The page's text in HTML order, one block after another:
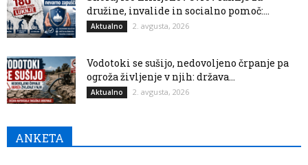
družine, invalide in socialno pomoč:...
Aktualno 2. avgusta, 2026
Vodotoki se sušijo, nedovoljeno črpanje pa
ogroža življenje v njih: država...
Aktualno 2. avgusta, 2026
ANKETA